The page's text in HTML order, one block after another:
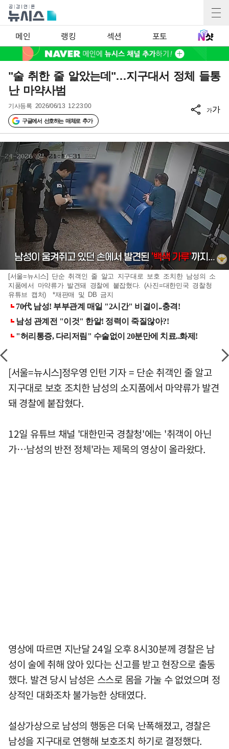
메인 랭킹 섹션 포토
"술 취한 줄 알았는데"…지구대서 정체 들통
난 마약사범
기사등록 2026/06/13 12:23:00
구글에서 선호하는 매체로 추가
가가
[서울=뉴시스] 단순 취객인 줄 알고 지구대로 보호 조치한 남성의 소
지품에서 마약류가 발견돼 경찰에 붙잡혔다. (사진=대한민국 경찰청
유튜브 캡처) *재판매 및 DB 금지
[서울=뉴시스]정우영 인턴 기자 = 단순 취객인 줄 알고
지구대로 보호 조치한 남성의 소지품에서 마약류가 발견
돼 경찰에 붙잡혔다.
12일 유튜브 채널 '대한민국 경찰청'에는 '취객이 아닌
가…남성의 반전 정체'라는 제목의 영상이 올라왔다.
영상에 따르면 지난달 24일 오후 8시30분께 경찰은 남
성이 술에 취해 앉아 있다는 신고를 받고 현장으로 출동
했다. 발견 당시 남성은 스스로 몸을 가눌 수 없었으며 정
상적인 대화조차 불가능한 상태였다.
설상가상으로 남성의 행동은 더욱 난폭해졌고, 경찰은
남성을 지구대로 연행해 보호조치 하기로 결정했다.